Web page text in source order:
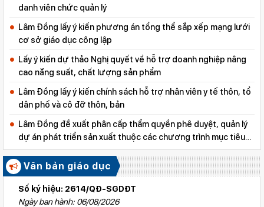
danh viên chức quản lý
Lâm Đồng lấy ý kiến phương án tổng thể sắp xếp mạng lưới
cơ sở giáo dục công lập
Lấy ý kiến dự thảo Nghị quyết về hỗ trợ doanh nghiệp nâng
cao năng suất, chất lượng sản phẩm
Lâm Đồng lấy ý kiến chính sách hỗ trợ nhân viên y tế thôn, tổ
dân phố và cô đỡ thôn, bản
Lâm Đồng đề xuất phân cấp thẩm quyền phê duyệt, quản lý
dự án phát triển sản xuất thuộc các chương trình mục tiêu
quốc gia
Văn bản giáo dục
Số ký hiệu: 2614/QĐ-SGDĐT
Ngày ban hành: 06/08/2026